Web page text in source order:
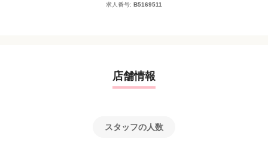
求人番号: B5169511
店舗情報
スタッフの人数